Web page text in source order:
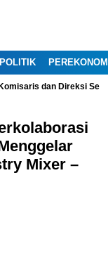
POLITIK
dan Direksi
Mixer –